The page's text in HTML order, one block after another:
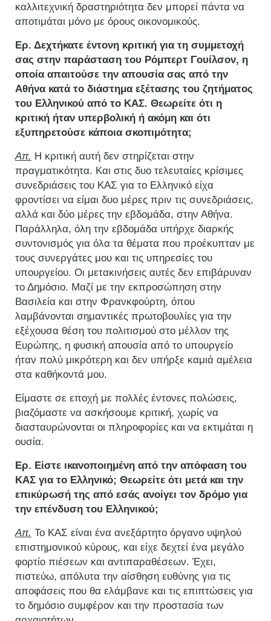
καλλιτεχνική δραστηριότητα δεν μπορεί πάντα να
αποτιμάται μόνο με όρους οικονομικούς.
Ερ. Δεχτήκατε έντονη κριτική για τη συμμετοχή
σας στην παράσταση του Ρόμπερτ Γουίλσον, η
οποία απαιτούσε την απουσία σας από την
Αθήνα κατά το διάστημα εξέτασης του ζητήματος
του Ελληνικού από το ΚΑΣ. Θεωρείτε ότι η
κριτική ήταν υπερβολική ή ακόμη και ότι
εξυπηρετούσε κάποια σκοπιμότητα;
Απ. Η κριτική αυτή δεν στηρίζεται στην
πραγματικότητα. Και στις δυο τελευταίες κρίσιμες
συνεδριάσεις του ΚΑΣ για το Ελληνικό είχα
φροντίσει να είμαι δυο μέρες πριν τις συνεδριάσεις,
αλλά και δύο μέρες την εβδομάδα, στην Αθήνα.
Παράλληλα, όλη την εβδομάδα υπήρχε διαρκής
συντονισμός για όλα τα θέματα που προέκυπταν με
τους συνεργάτες μου και τις υπηρεσίες του
υπουργείου. Οι μετακινήσεις αυτές δεν επιβάρυναν
το Δημόσιο. Μαζί με την εκπροσώπηση στην
Βασιλεία και στην Φρανκφούρτη, όπου
λαμβάνονται σημαντικές πρωτοβουλίες για την
εξέχουσα θέση του πολιτισμού στο μέλλον της
Ευρώπης, η φυσική απουσία από το υπουργείο
ήταν πολύ μικρότερη και δεν υπήρξε καμιά αμέλεια
στα καθήκοντά μου.
Είμαστε σε εποχή με πολλές έντονες πολώσεις,
βιαζόμαστε να ασκήσουμε κριτική, χωρίς να
διασταυρώνονται οι πληροφορίες και να εκτιμάται η
ουσία.
Ερ. Είστε ικανοποιημένη από την απόφαση του
ΚΑΣ για το Ελληνικό; Θεωρείτε ότι μετά και την
επικύρωσή της από εσάς ανοίγει τον δρόμο για
την επένδυση του Ελληνικού;
Απ. Το ΚΑΣ είναι ένα ανεξάρτητο όργανο υψηλού
επιστημονικού κύρους, και είχε δεχτεί ένα μεγάλο
φορτίο πιέσεων και αντιπαραθέσεων. Έχει,
πιστεύω, απόλυτα την αίσθηση ευθύνης για τις
αποφάσεις που θα ελάμβανε και τις επιπτώσεις για
το δημόσιο συμφέρον και την προστασία των